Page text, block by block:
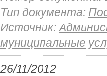
Тип документа:
Источник:
муниципальные
26/11/2012